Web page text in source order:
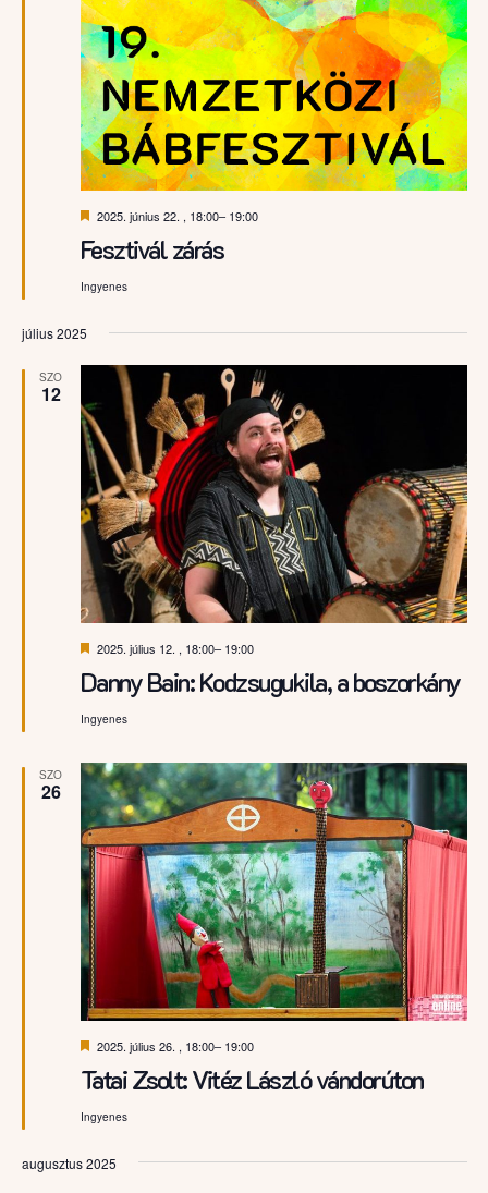
Fesztivál zárás
Kiemelt
2025. június 22. , 18:00– 19:00
Ingyenes
július 2025
SZO
12
Danny Bain: Kodzsugukila, a boszorkány
Kiemelt
2025. július 12. , 18:00– 19:00
Ingyenes
SZO
26
Tatai Zsolt: Vitéz László vándorúton
Kiemelt
2025. július 26. , 18:00– 19:00
Ingyenes
augusztus 2025